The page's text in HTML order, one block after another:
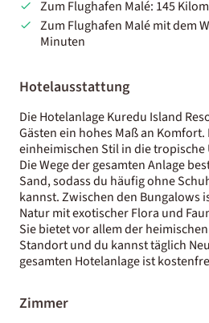
Zum Flughafen Malé: 145
Zum Flughafen Malé mit dem
Minuten
Hotelausstattung
Die Hotelanlage Kuredu Island
Gästen ein hohes Maß an
einheimischen Stil in die
Die Wege der gesamten Anlage
Sand, sodass du häufig ohne
kannst. Zwischen den Bungalows
Natur mit exotischer Flora und
Sie bietet vor allem der
Standort und du kannst täglich
gesamten Hotelanlage ist
Zimmer